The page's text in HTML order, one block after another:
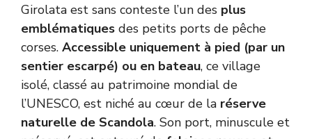
Girolata est sans conteste l’un des plus
emblématiques des petits ports de pêche
corses. Accessible uniquement à pied (par un
sentier escarpé) ou en bateau, ce village
isolé, classé au patrimoine mondial de
l’UNESCO, est niché au cœur de la réserve
naturelle de Scandola. Son port, minuscule et